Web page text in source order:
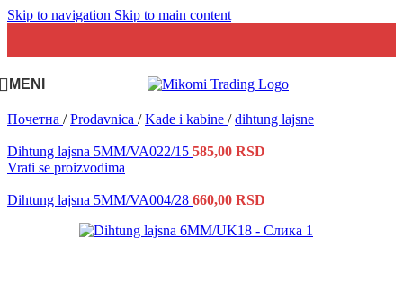
Skip to navigation Skip to main content
MENI
Почетна / Prodavnica / Kade i kabine / dihtung lajsne
Dihtung lajsna 5MM/VA022/15 585,00 RSD
Vrati se proizvodima
Dihtung lajsna 5MM/VA004/28 660,00 RSD